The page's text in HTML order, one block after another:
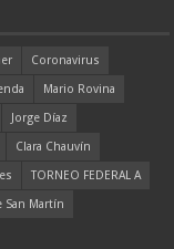
Coronavirus
Mario Rovina
Jorge Díaz
Clara Chauvín
TORNEO FEDERAL A
San Martín